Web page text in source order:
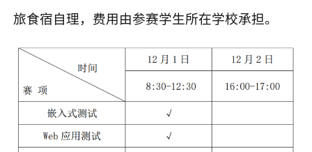
旅食宿自理，费用由参赛学生所在学校承担。